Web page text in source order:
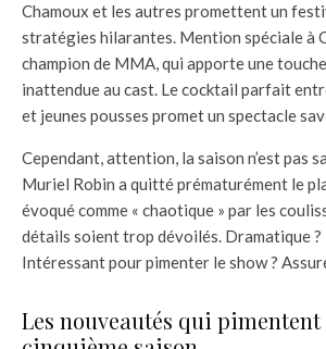
Chamoux et les autres promettent un
stratégies hilarantes. Mention spéciale à
champion de MMA, qui apporte une
inattendue au cast. Le cocktail parfait
et jeunes pousses promet un spectacle
Cependant, attention, la saison n’est pas
Muriel Robin a quitté prématurément le
évoqué comme « chaotique » par les
détails soient trop dévoilés. Dramatique
Intéressant pour pimenter le show ?
Les nouveautés qui pimentent